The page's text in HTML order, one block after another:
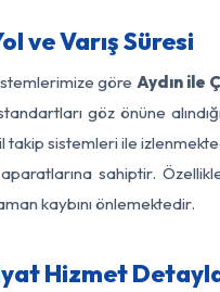
ve Varış Süresi
göre Aydın ile
standartları göz önüne
takip sistemleri ile
sahiptir.
kaybını önlemektedir.
Hizmet